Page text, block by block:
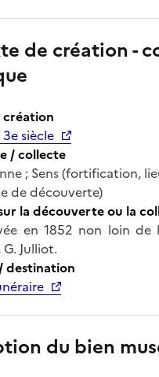
de création -
création
siècle
/ collecte
; Sens (fortification,
de découverte)
la découverte ou la
en 1852 non loin de
Julliot.
destination
du bien